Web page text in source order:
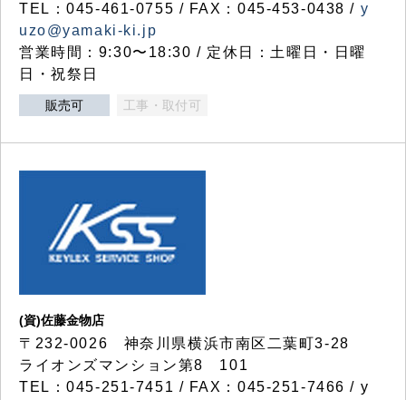
TEL：045-461-0755 / FAX：045-453-0438 / y
uzo@yamaki-ki.jp
営業時間：9:30〜18:30 / 定休日：土曜日・日曜
日・祝祭日
販売可 工事・取付可
(資)佐藤金物店
〒232-0026 神奈川県横浜市南区二葉町3-28
ライオンズマンション第8 101
TEL：045-251-7451 / FAX：045-251-7466 / y